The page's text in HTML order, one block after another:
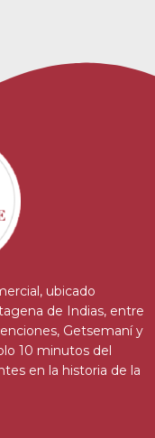
ubicado
de Indias, entre
Getsemaní y
10 minutos del
en la historia de la